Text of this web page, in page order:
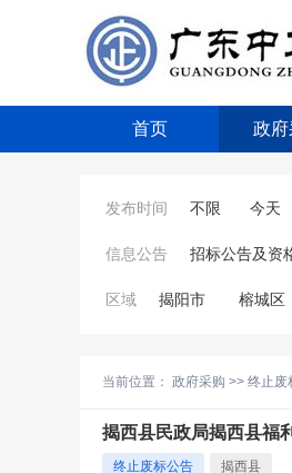
首页 政府
发布时间 不限 今天
信息公告 招标公告及资
区域 揭阳市 榕城区
当前位置： 政府采购 >> 终止废
揭西县民政局揭西县福
终止废标公告 揭西县